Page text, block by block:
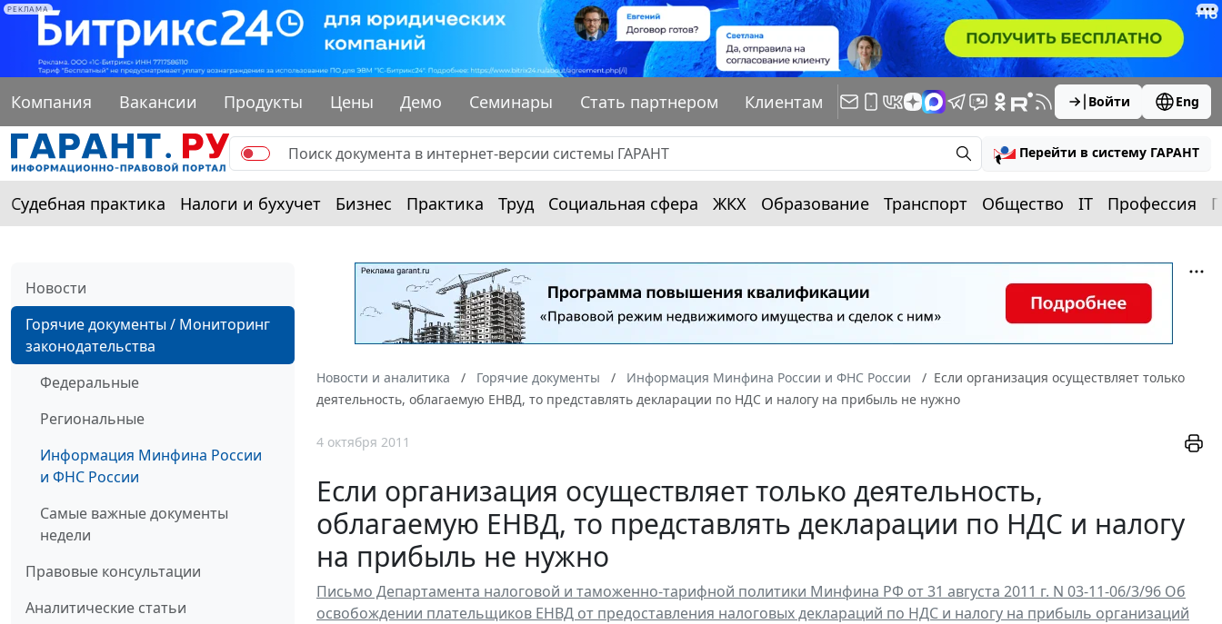
РЕКЛАМА
Компания Вакансии Продукты Цены Демо Семинары Стать партнером Клиентам Войти Eng
Перейти в систему ГАРАНТ
Судебная практика Налоги и бухучет Бизнес Практика Труд Социальная сфера ЖКХ Образование Транспорт Общество IT Профессия
Новости
Горячие документы / Мониторинг
законодательства
Федеральные
Региональные
Информация Минфина России
и ФНС России
Самые важные документы
недели
Правовые консультации
Аналитические статьи
Новости и аналитика Горячие документы Информация Минфина России и ФНС России
Если организация осуществляет только
деятельность, облагаемую ЕНВД, то представлять декларации по НДС и налогу на прибыль не нужно
4 октября 2011
Если организация осуществляет только деятельность,
облагаемую ЕНВД, то представлять декларации по НДС и налогу
на прибыль не нужно
Письмо Департамента налоговой и таможенно-тарифной политики Минфина РФ от 31 августа 2011 г. N 03-11-06/3/96 Об
освобождении плательщиков ЕНВД от предоставления налоговых деклараций по НДС и налогу на прибыль организаций